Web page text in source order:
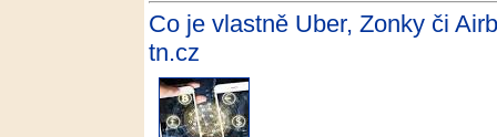
Co je vlastně Uber, Zonky či
tn.cz